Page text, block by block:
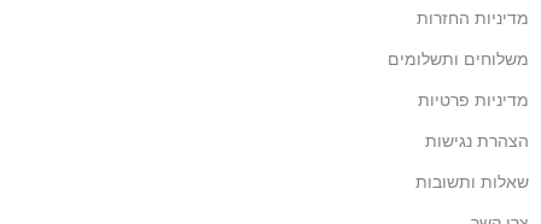
מדיניות החזרות
משלוחים ותשלומים
מדיניות פרטיות
הצהרת נגישות
שאלות ותשובות